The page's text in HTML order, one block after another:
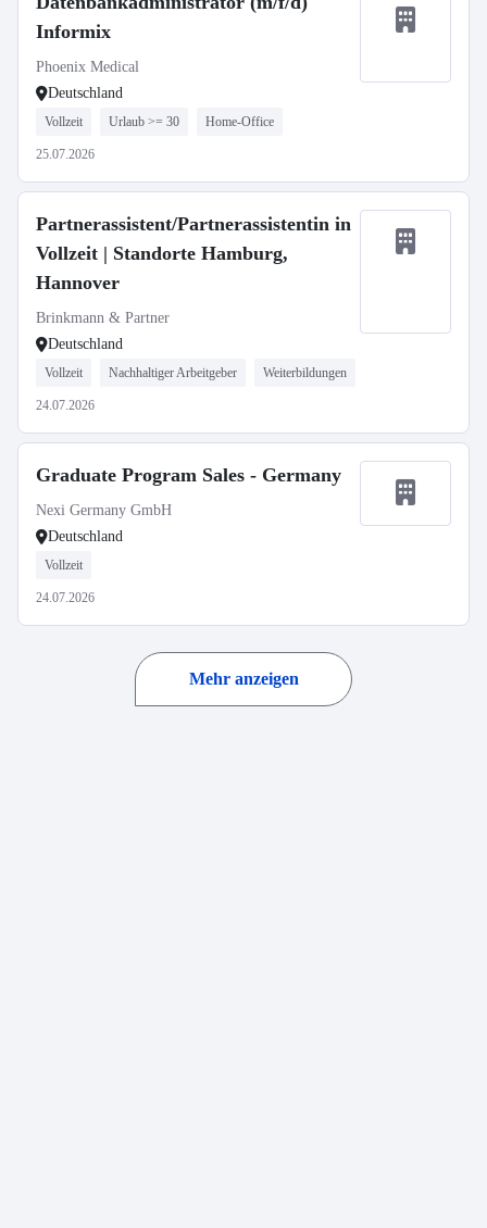
Informix
Phoenix Medical
Deutschland
Vollzeit Urlaub >= 30 Home-Office
25.07.2026
Partnerassistent/Partnerassistentin in
Vollzeit | Standorte Hamburg,
Hannover
Brinkmann & Partner
Deutschland
Vollzeit Nachhaltiger Arbeitgeber Weiterbildungen
24.07.2026
Graduate Program Sales - Germany
Nexi Germany GmbH
Deutschland
Vollzeit
24.07.2026
Mehr anzeigen